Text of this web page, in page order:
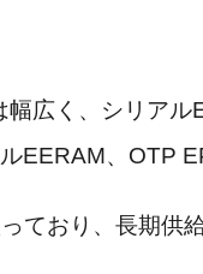
広く、シリア
EERAM、OTP
ており、長期供